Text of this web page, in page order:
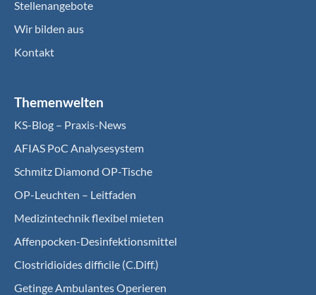
Stellenangebote
Wir bilden aus
Kontakt
Themenwelten
KS-Blog – Praxis-News
AFIAS PoC Analysesystem
Schmitz Diamond OP-Tische
OP-Leuchten – Leitfaden
Medizintechnik flexibel mieten
Affenpocken-Desinfektionsmittel
Clostridioides difficile (C.Diff.)
Getinge Ambulantes Operieren